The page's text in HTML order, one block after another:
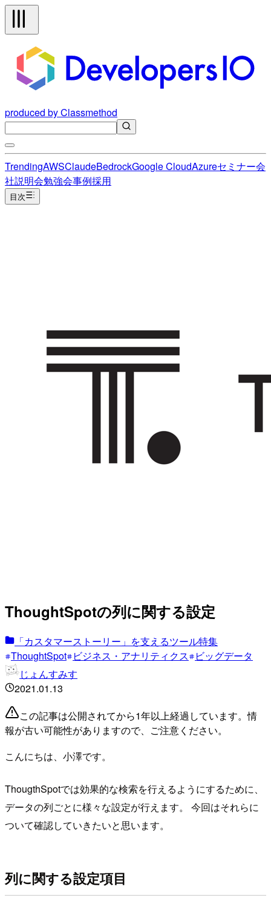
produced by Classmethod
TrendingAWSClaudeBedrockGoogle CloudAzureセミナー会
社説明会勉強会事例採用
目次
ThoughtSpotの列に関する設定
「カスタマーストーリー」を支えるツール特集
ThoughtSpot ビジネス・アナリティクス
ビッグデータ
じょんすみす
2021.01.13
この記事は公開されてから1年以上経過しています。情
報が古い可能性がありますので、ご注意ください。
こんにちは、小澤です。
ThougthSpotでは効果的な検索を行えるようにするために、
データの列ごとに様々な設定が行えます。 今回はそれらに
ついて確認していきたいと思います。
列に関する設定項目